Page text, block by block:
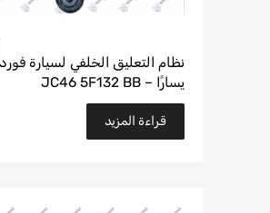
يسارًا – JC46 5F132 BB
قراءة المزيد